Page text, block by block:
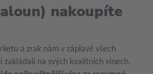
nakoupíte
a zrak nám v záplavě všech
na svých kvalitních vínech.